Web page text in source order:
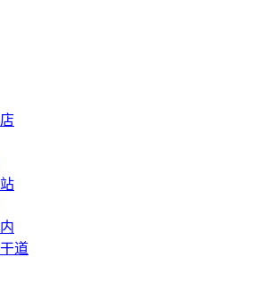
道